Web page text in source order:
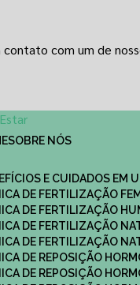
contato com um de
SOBRE NÓS
E CUIDADOS
DE FERTILIZAÇÃO
DE FERTILIZAÇÃO
DE FERTILIZAÇÃO
DE FERTILIZAÇÃO
DE REPOSIÇÃO
DE REPOSIÇÃO